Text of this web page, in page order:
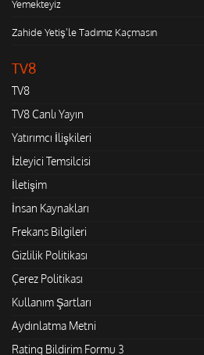
Yemekteyiz
Zahide Yetiş'le Tadımız Kaçmasın
TV8
TV8
TV8 Canlı Yayın
Yatırımcı İlişkileri
İzleyici Temsilcisi
İletişim
İnsan Kaynakları
Frekans Bilgileri
Gizlilik Politikası
Çerez Politikası
Kullanım Şartları
Aydınlatma Metni
Rating Bildirim Formu 3